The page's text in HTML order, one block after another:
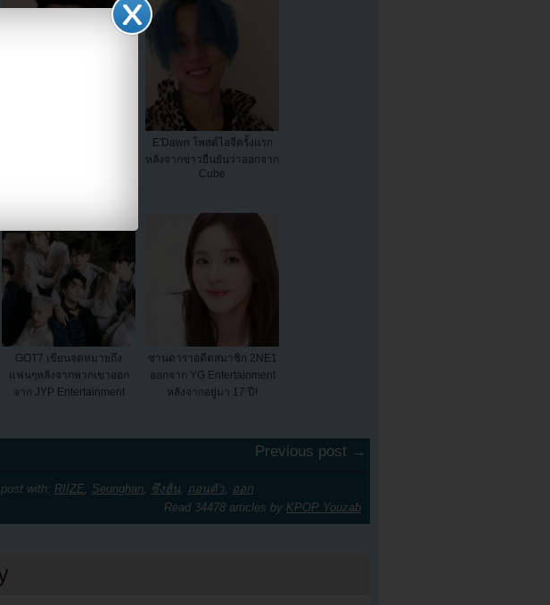
E'Dawn โพสต์ไอจีครั้งแรก
หลังจากข่าวยืนยันว่าออกจาก
Cube
GOT7 เขียนจดหมายถึง
แฟนๆหลังจากพวกเขาออก
จาก JYP Entertainment
ซานดาราอดีตสมาชิก 2NE1
ออกจาก YG Entertainment
หลังจากอยู่มา 17 ปี!
Previous post →
with: RIIZE, Seunghan, ซึงฮัน, ถอนตัว, ออก
Read 34478 articles by KPOP Youzab